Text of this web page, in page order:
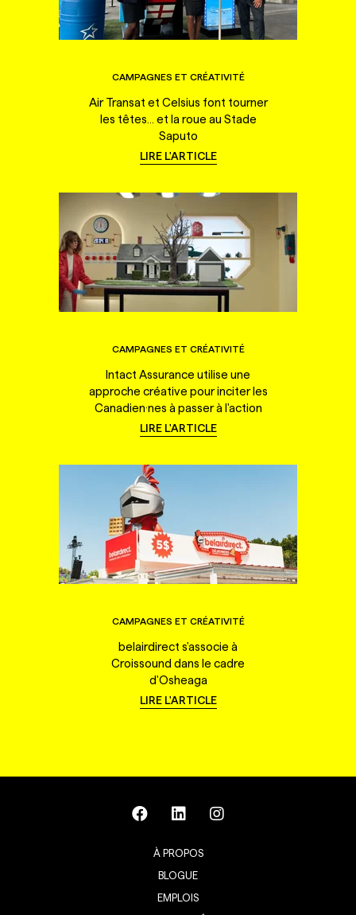
CAMPAGNES ET CRÉATIVITÉ
Air Transat et Celsius font tourner
les têtes... et la roue au Stade
Saputo
LIRE L'ARTICLE
CAMPAGNES ET CRÉATIVITÉ
Intact Assurance utilise une
approche créative pour inciter les
Canadien·nes à passer à l'action
LIRE L'ARTICLE
CAMPAGNES ET CRÉATIVITÉ
belairdirect s'associe à
Croissound dans le cadre
d'Osheaga
LIRE L'ARTICLE
À PROPOS
BLOGUE
EMPLOIS